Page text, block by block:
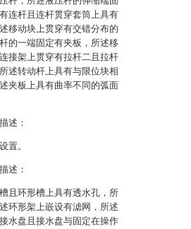
连杆且连杆贯穿套筒上具有
移动块上贯穿有交错分布的
的一端固定有夹板，所述移
接架上贯穿有拉杆二且拉杆
述转动杆上具有与限位块相
夹板上具有曲率不同的弧面
述：
置。
述：
且环形槽上具有透水孔，所
环形架上嵌设有滤网，所述
水盘且接水盘与固定在操作